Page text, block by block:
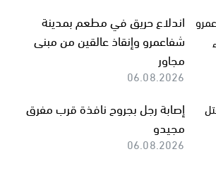
اندلاع حريق في مطعم بمدينة
شفاعمرو وإنقاذ عالقين من مبنى
مجاور
06.08.2026
إصابة رجل بجروح نافذة قرب مفرق
مجيدو
06.08.2026